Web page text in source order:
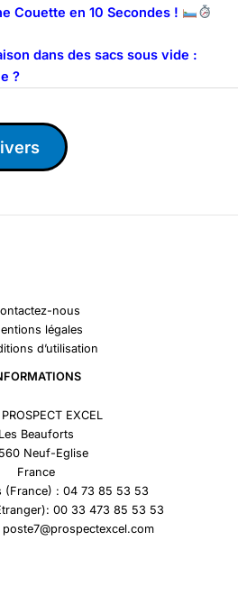
Couette en 10 Secondes !
dans des sacs sous vide :
?
nous
légales
d’utilisation
EXCEL
Les Beauforts
Neuf-Eglise
France
(France) : 04 73 85 53 53
00 33 473 85 53 53